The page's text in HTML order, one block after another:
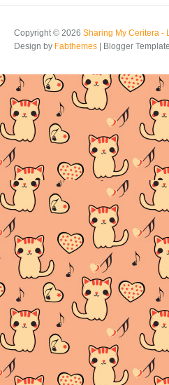
Copyright © 2026 Sharing My Ceritera -
Design by Fabthemes | Blogger